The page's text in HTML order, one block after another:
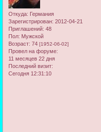
Откуда: Германия
Зарегистрирован: 2012-04-21
Приглашений: 48
Пол: Мужской
Возраст: 74 [1952-06-02]
Провел на форуме:
11 месяцев 22 дня
Последний визит:
Сегодня 12:31:10